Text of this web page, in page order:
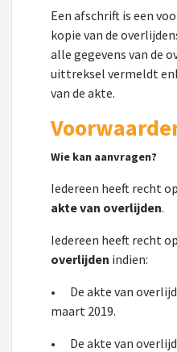
Een afschrift is een
kopie van de
alle gegevens van de
uittreksel vermeldt
van de akte.
Wie kan aanvragen?
Iedereen heeft recht
akte van overlijden.
Iedereen heeft recht
overlijden indien:
•
De akte van
maart 2019.
•
De akte van